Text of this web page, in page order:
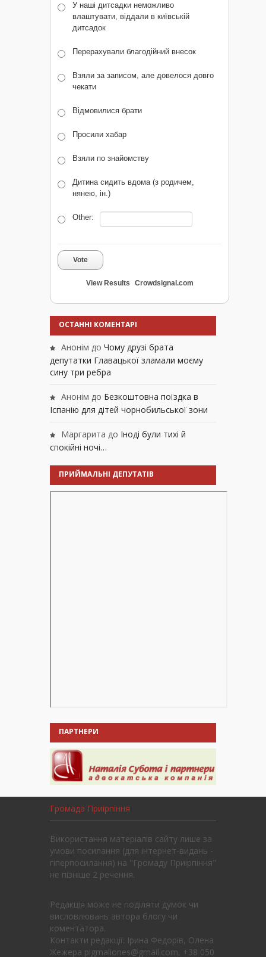
У наші дитсадки неможливо
влаштувати, віддали в київській
дитсадок
Перерахували благодійний внесок
Взяли за записом, але довелося довго
чекати
Відмовилися брати
Просили хабар
Взяли по знайомству
Дитина сидить вдома (з родичем,
нянею, ін.)
Other:
Vote
View Results Crowdsignal.com
ОСТАННІ КОМЕНТАРІ
Анонім до Чому друзі брата
депутатки Главацької зламали моєму
сину три ребра
Анонім до Безкоштовна поїздка в
Іспанію для дітей чорнобильської зони
Маргарита до Іноді були тихі й
спокійні ночі…
ПРИЙМАЛЬНІ ДЕПУТАТІВ
ПАРТНЕРИ
Громада Приірпіння
Використання матеріалів сайту лише за
умови посилання (для інтернет-видань -
гіперпосилання) на "Громаду Приірпіння"
не пізніше 2 речення.
Редакція може не поділяти думок чи
висловлювань автора блогу чи
коментатора.
Контакти редакції: Ірина Федорів, Олена
Жежера pigmaliones@gmail.com, +38 050